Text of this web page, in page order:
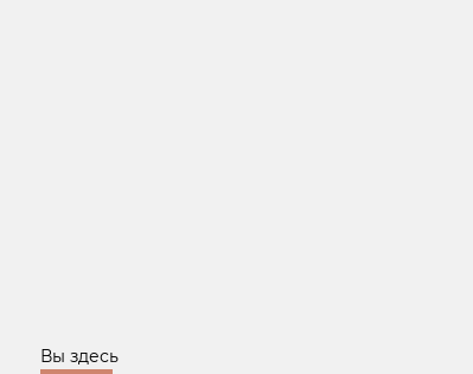
Вы здесь